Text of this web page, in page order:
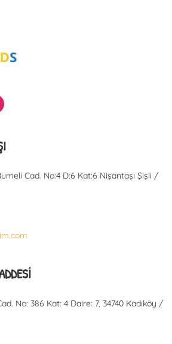
Cad. No:4 D:6 Kat:6 Nişantaşı Şişli /
No: 386 Kat: 4 Daire: 7, 34740 Kadıköy /